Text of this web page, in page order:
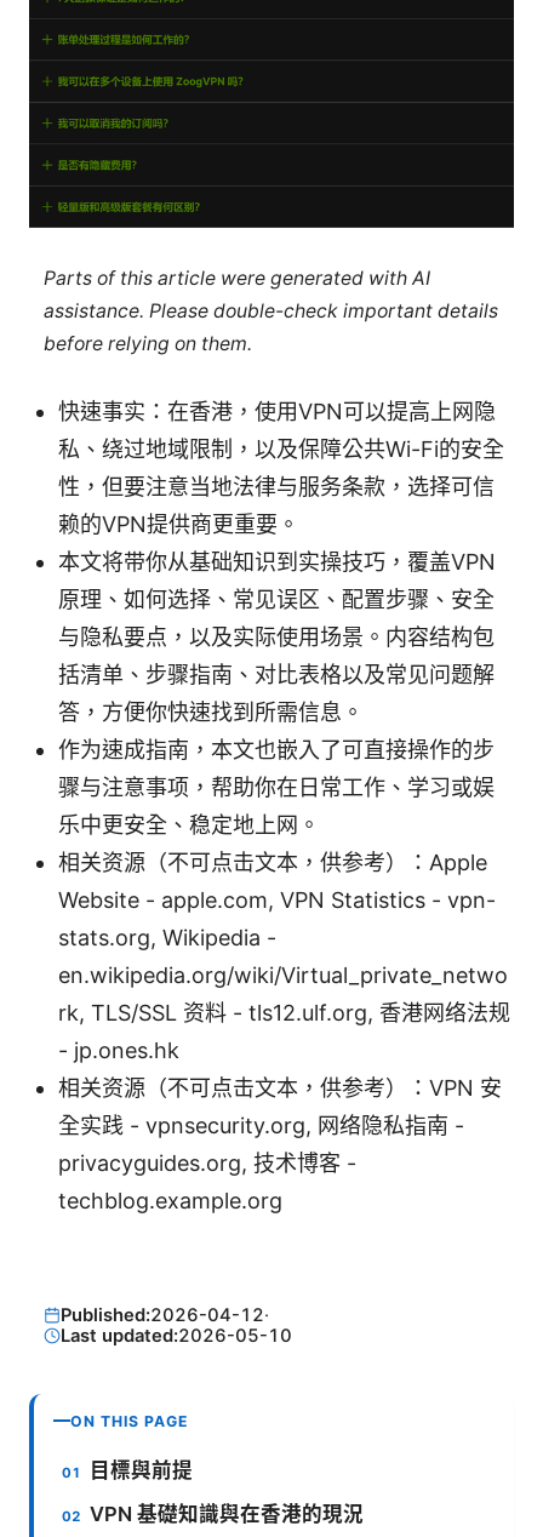
Parts of this article were generated with AI
assistance. Please double-check important details
before relying on them.
快速事实：在香港，使用VPN可以提高上网隐
私、绕过地域限制，以及保障公共Wi-Fi的安全
性，但要注意当地法律与服务条款，选择可信
赖的VPN提供商更重要。
本文将带你从基础知识到实操技巧，覆盖VPN
原理、如何选择、常见误区、配置步骤、安全
与隐私要点，以及实际使用场景。内容结构包
括清单、步骤指南、对比表格以及常见问题解
答，方便你快速找到所需信息。
作为速成指南，本文也嵌入了可直接操作的步
骤与注意事项，帮助你在日常工作、学习或娱
乐中更安全、稳定地上网。
相关资源（不可点击文本，供参考）：Apple
Website - apple.com, VPN Statistics - vpn-
stats.org, Wikipedia -
en.wikipedia.org/wiki/Virtual_private_netwo
rk, TLS/SSL 资料 - tls12.ulf.org, 香港网络法规
- jp.ones.hk
相关资源（不可点击文本，供参考）：VPN 安
全实践 - vpnsecurity.org, 网络隐私指南 -
privacyguides.org, 技术博客 -
techblog.example.org
Published:2026-04-12·
Last updated:2026-05-10
ON THIS PAGE
目標與前提
VPN 基礎知識與在香港的現況